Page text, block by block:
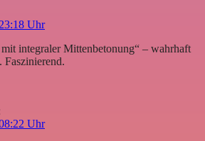
Uhr
integraler Mittenbetonung“ – wahrhaft
Faszinierend.
Uhr